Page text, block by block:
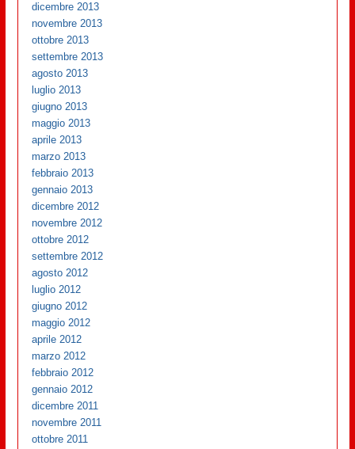
dicembre 2013
novembre 2013
ottobre 2013
settembre 2013
agosto 2013
luglio 2013
giugno 2013
maggio 2013
aprile 2013
marzo 2013
febbraio 2013
gennaio 2013
dicembre 2012
novembre 2012
ottobre 2012
settembre 2012
agosto 2012
luglio 2012
giugno 2012
maggio 2012
aprile 2012
marzo 2012
febbraio 2012
gennaio 2012
dicembre 2011
novembre 2011
ottobre 2011